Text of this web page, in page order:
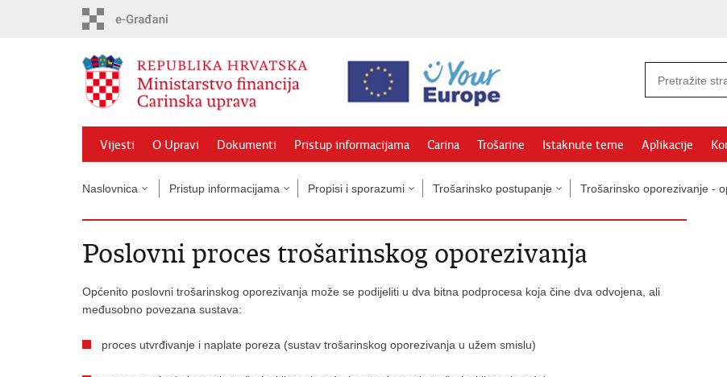
Vijesti O Upravi Dokumenti Pristup informacijama Carina Trošarine Istaknute teme Aplikacije
Naslovnica Pristup informacijama Propisi i sporazumi Trošarinsko postupanje Trošarinsko oporezivanje -
Poslovni proces trošarinskog oporezivanja
Općenito poslovni trošarinskog oporezivanja može se podijeliti u dva bitna podprocesa koja čine dva odvojena, ali
međusobno povezana sustava:
proces utvrđivanje i naplate poreza (sustav trošarinskog oporezivanja u užem smislu)